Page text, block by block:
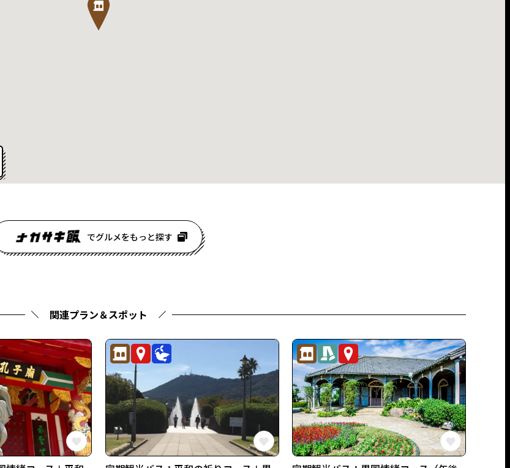
でグルメをもっと探す
関連プラン＆スポット
入りに登録
ポット
平和学習
この長崎の体験をお気に入りに登録
歴史・⽂化
この長崎の体験をお気に入りに登録
歴史・⽂化まちあるき
観光スポット